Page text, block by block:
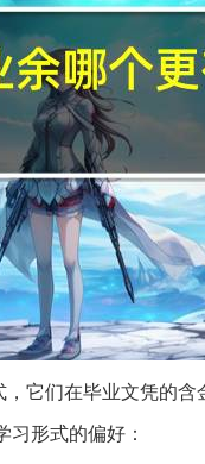
它们在毕业文凭的
习形式的偏好：